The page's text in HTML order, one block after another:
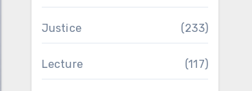
Justice (233)
Lecture (117)